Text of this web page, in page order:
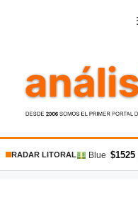
RADAR LITORAL Blue $1525